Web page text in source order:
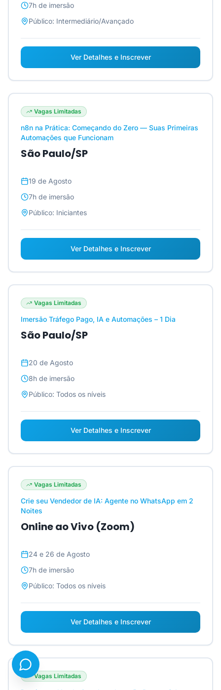
7h de imersão
Público: Intermediário/Avançado
Ver Detalhes e Inscrever
Vagas Limitadas
n8n na Prática: Começando do Zero — Suas Primeiras
Automações que Funcionam
São Paulo/SP
19 de Agosto
7h de imersão
Público: Iniciantes
Ver Detalhes e Inscrever
Vagas Limitadas
Imersão Tráfego Pago, IA e Automações – 1 Dia
São Paulo/SP
20 de Agosto
8h de imersão
Público: Todos os níveis
Ver Detalhes e Inscrever
Vagas Limitadas
Crie seu Vendedor de IA: Agente no WhatsApp em 2
Noites
Online ao Vivo (Zoom)
24 e 26 de Agosto
7h de imersão
Público: Todos os níveis
Ver Detalhes e Inscrever
Vagas Limitadas